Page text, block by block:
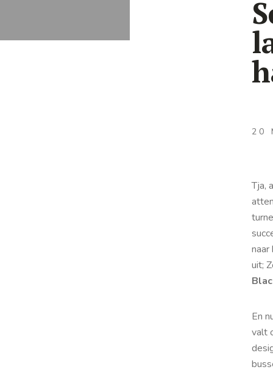
20
Tja,
naar
uit;
En
valt